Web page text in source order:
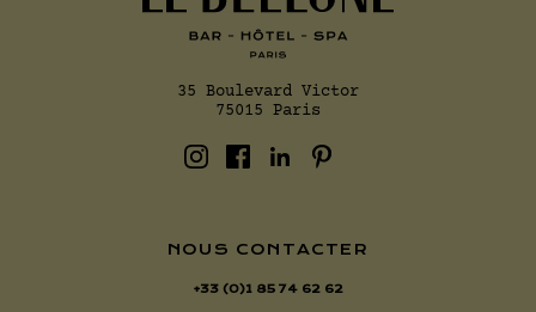
35 Boulevard Victor
75015 Paris
NOUS CONTACTER
+33 (0)1 85 74 62 62